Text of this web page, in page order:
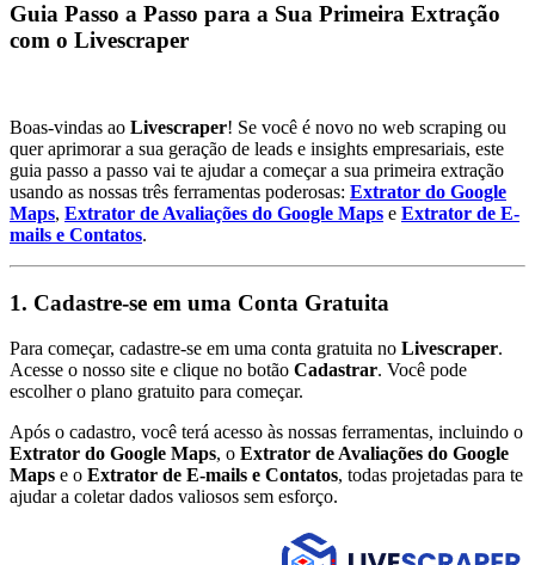
Guia Passo a Passo para a Sua Primeira Extração
com o Livescraper
Boas-vindas ao Livescraper! Se você é novo no web scraping ou
quer aprimorar a sua geração de leads e insights empresariais, este
guia passo a passo vai te ajudar a começar a sua primeira extração
usando as nossas três ferramentas poderosas: Extrator do Google
Maps, Extrator de Avaliações do Google Maps e Extrator de E-
mails e Contatos.
1. Cadastre-se em uma Conta Gratuita
Para começar, cadastre-se em uma conta gratuita no Livescraper.
Acesse o nosso site e clique no botão Cadastrar. Você pode
escolher o plano gratuito para começar.
Após o cadastro, você terá acesso às nossas ferramentas, incluindo o
Extrator do Google Maps, o Extrator de Avaliações do Google
Maps e o Extrator de E-mails e Contatos, todas projetadas para te
ajudar a coletar dados valiosos sem esforço.